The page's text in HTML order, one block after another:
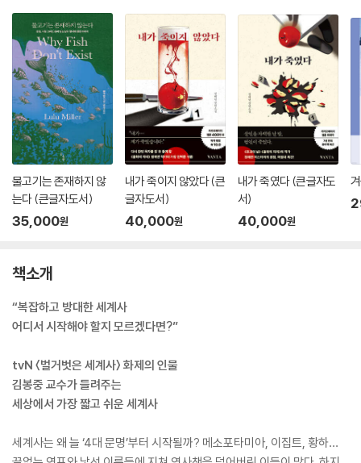
물고기는 존재하지 않
는다 (큰글자도서)
35,000원
내가 죽이지 않았다 (큰
글자도서)
40,000원
내가 죽였다 (큰글자도
서)
40,000원
책소개
“복잡하고 방대한 세계사
어디서 시작해야 할지 모르겠다면?”
tvN 〈벌거벗은 세계사〉 화제의 인물
김봉중 교수가 들려주는
세상에서 가장 짧고 쉬운 세계사
세계사는 왜 늘 ‘4대 문명’부터 시작될까? 메소포타미아, 이집트, 황하…